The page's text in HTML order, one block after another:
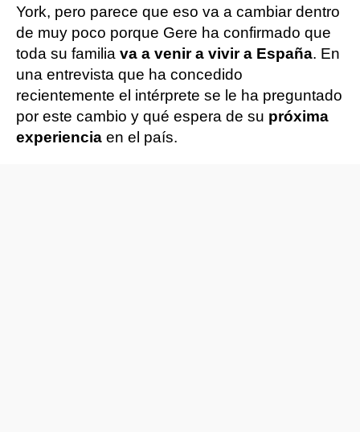
York, pero parece que eso va a cambiar dentro
de muy poco porque Gere ha confirmado que
toda su familia va a venir a vivir a España. En
una entrevista que ha concedido
recientemente el intérprete se le ha preguntado
por este cambio y qué espera de su próxima
experiencia en el país.